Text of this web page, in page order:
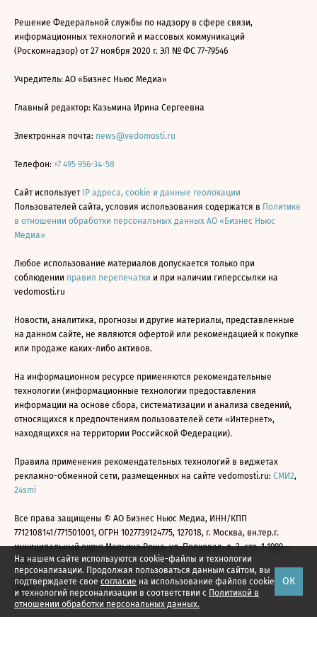
На нашем сайте используются cookie-файлы и технологии
персонализации. Продолжая пользоваться данным сайтом, вы
подтверждаете свое согласие на использование файлов cookie
и технологий персонализации в соответствии с Политикой в
отношении обработки персональных данных.
ОК
Решение Федеральной службы по надзору в сфере связи,
информационных технологий и массовых коммуникаций
(Роскомнадзор) от 27 ноября 2020 г. ЭЛ № ФС 77-79546
Учредитель: АО «Бизнес Ньюс Медиа»
Главный редактор: Казьмина Ирина Сергеевна
Электронная почта: news@vedomosti.ru
Телефон: +7 495 956-34-58
Сайт использует IP адреса, cookie и данные геолокации
Пользователей сайта, условия использования содержатся в Политике
в отношении обработки персональных данных АО «Бизнес Ньюс
Медиа»
Любое использование материалов допускается только при
соблюдении правил перепечатки и при наличии гиперссылки на
vedomosti.ru
Новости, аналитика, прогнозы и другие материалы, представленные
на данном сайте, не являются офертой или рекомендацией к покупке
или продаже каких-либо активов.
На информационном ресурсе применяются рекомендательные
технологии (информационные технологии предоставления
информации на основе сбора, систематизации и анализа сведений,
относящихся к предпочтениям пользователей сети «Интернет»,
находящихся на территории Российской Федерации).
Правила применения рекомендательных технологий в виджетах
рекламно-обменной сети, размещенных на сайте vedomosti.ru: СМИ2,
24smi
Все права защищены © АО Бизнес Ньюс Медиа, ИНН/КПП
7712108141/771501001, ОГРН 1027739124775, 127018, г. Москва, вн.тер.г.
муниципальный округ Марьина Роща, ул. Полковая, д. 3, стр. 1 1999—
2026